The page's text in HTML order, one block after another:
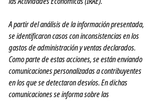
A partir del análisis de la información presentada,
se identificaron casos con inconsistencias en los
gastos de administración y ventas declarados.
Como parte de estas acciones, se están enviando
comunicaciones personalizadas a contribuyentes
en los que se detectaron desvíos. En dichas
comunicaciones se informa sobre las